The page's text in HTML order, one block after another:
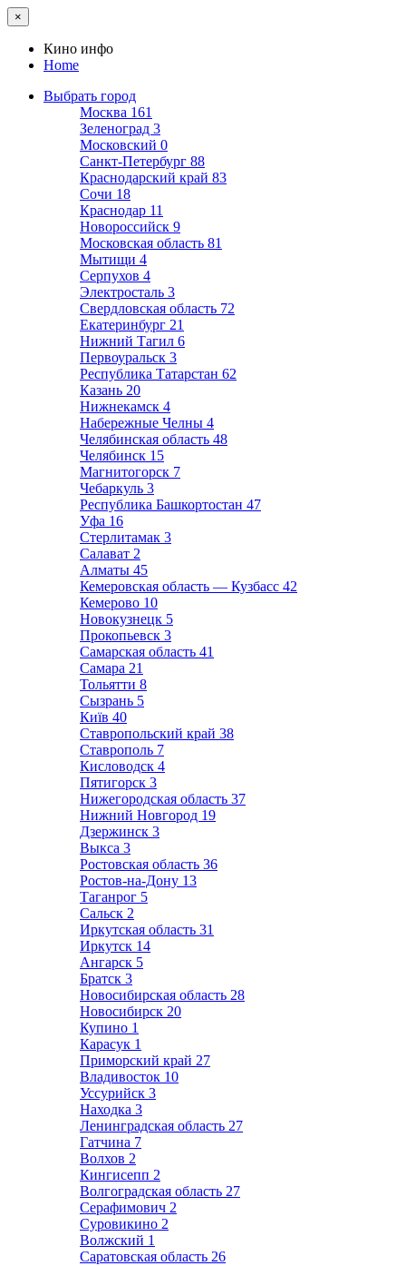
×
Кино инфо
Home
Выбрать город
Москва 161
Зеленоград 3
Московский 0
Санкт-Петербург 88
Краснодарский край 83
Сочи 18
Краснодар 11
Новороссийск 9
Московская область 81
Мытищи 4
Серпухов 4
Электросталь 3
Свердловская область 72
Екатеринбург 21
Нижний Тагил 6
Первоуральск 3
Республика Татарстан 62
Казань 20
Нижнекамск 4
Набережные Челны 4
Челябинская область 48
Челябинск 15
Магнитогорск 7
Чебаркуль 3
Республика Башкортостан 47
Уфа 16
Стерлитамак 3
Салават 2
Алматы 45
Кемеровская область — Кузбасс 42
Кемерово 10
Новокузнецк 5
Прокопьевск 3
Самарская область 41
Самара 21
Тольятти 8
Сызрань 5
Київ 40
Ставропольский край 38
Ставрополь 7
Кисловодск 4
Пятигорск 3
Нижегородская область 37
Нижний Новгород 19
Дзержинск 3
Выкса 3
Ростовская область 36
Ростов-на-Дону 13
Таганрог 5
Сальск 2
Иркутская область 31
Иркутск 14
Ангарск 5
Братск 3
Новосибирская область 28
Новосибирск 20
Купино 1
Карасук 1
Приморский край 27
Владивосток 10
Уссурийск 3
Находка 3
Ленинградская область 27
Гатчина 7
Волхов 2
Кингисепп 2
Волгоградская область 27
Серафимович 2
Суровикино 2
Волжский 1
Саратовская область 26